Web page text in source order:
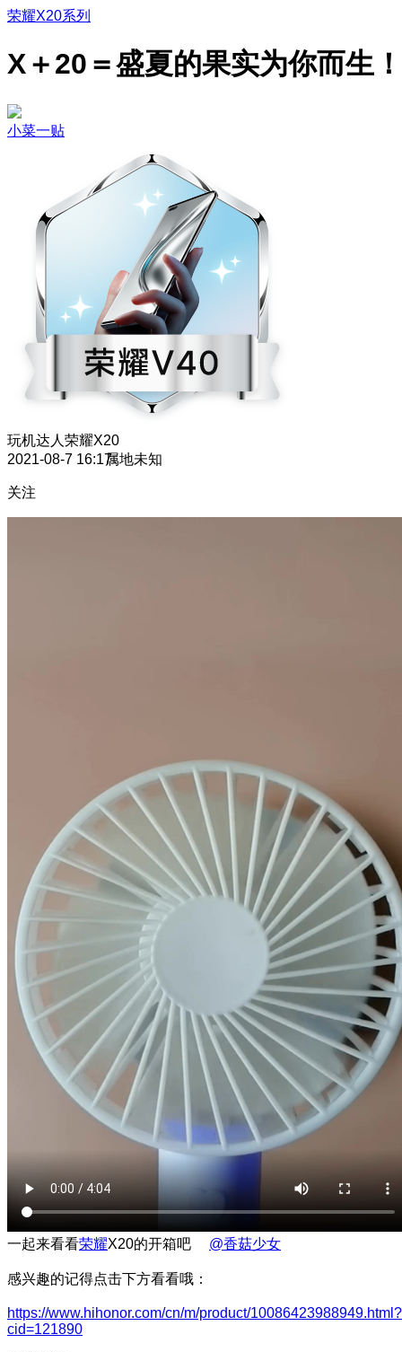
荣耀X20系列
X＋20＝盛夏的果实为你而生！
小菜一贴
玩机达人 荣耀X20
2021-08-7 16:17属地未知
关注
一起来看看荣耀X20的开箱吧 @香菇少女
感兴趣的记得点击下方看看哦：
https://www.hihonor.com/cn/m/product/10086423988949.html?
cid=121890